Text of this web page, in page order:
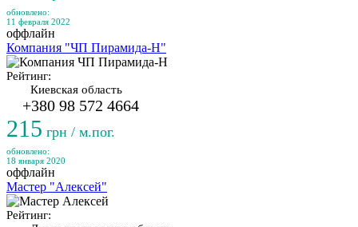
обновлено:
11 февраля 2022
оффлайн
Компания "ЧП Пирамида-Н"
Рейтинг:
Киевская область
+380 98 572 4664
215 грн / м.пог.
обновлено:
18 января 2020
оффлайн
Мастер "Алексей"
Рейтинг: